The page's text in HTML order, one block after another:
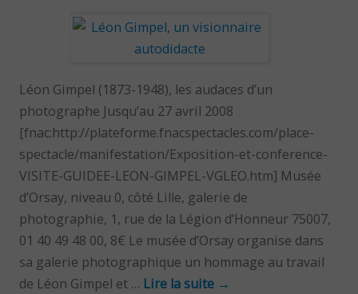
Léon Gimpel (1873-1948), les audaces d’un
photographe Jusqu’au 27 avril 2008
[fnac:http://plateforme.fnacspectacles.com/place-
spectacle/manifestation/Exposition-et-conference-
VISITE-GUIDEE-LEON-GIMPEL-VGLEO.htm] Musée
d’Orsay, niveau 0, côté Lille, galerie de
photographie, 1, rue de la Légion d’Honneur 75007,
01 40 49 48 00, 8€ Le musée d’Orsay organise dans
sa galerie photographique un hommage au travail
de Léon Gimpel et … Lire la suite →